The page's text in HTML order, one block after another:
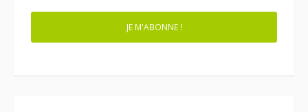
JE M'ABONNE !